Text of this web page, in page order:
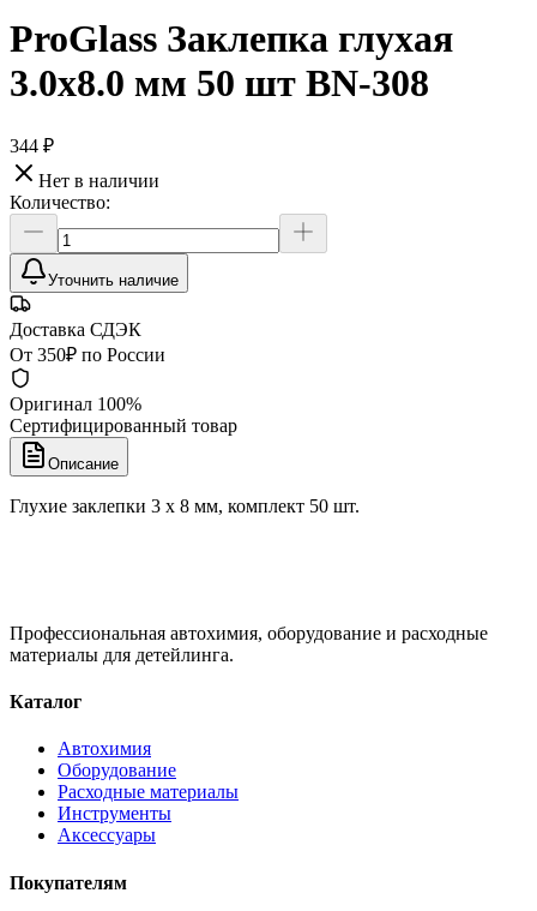
ProGlass Заклепка глухая
3.0х8.0 мм 50 шт BN-308
344 ₽
Нет в наличии
Количество:
Уточнить наличие
Доставка СДЭК
От 350₽ по России
Оригинал 100%
Сертифицированный товар
Описание
Глухие заклепки 3 x 8 мм, комплект 50 шт.
Профессиональная автохимия, оборудование и расходные
материалы для детейлинга.
Каталог
Автохимия
Оборудование
Расходные материалы
Инструменты
Аксессуары
Покупателям